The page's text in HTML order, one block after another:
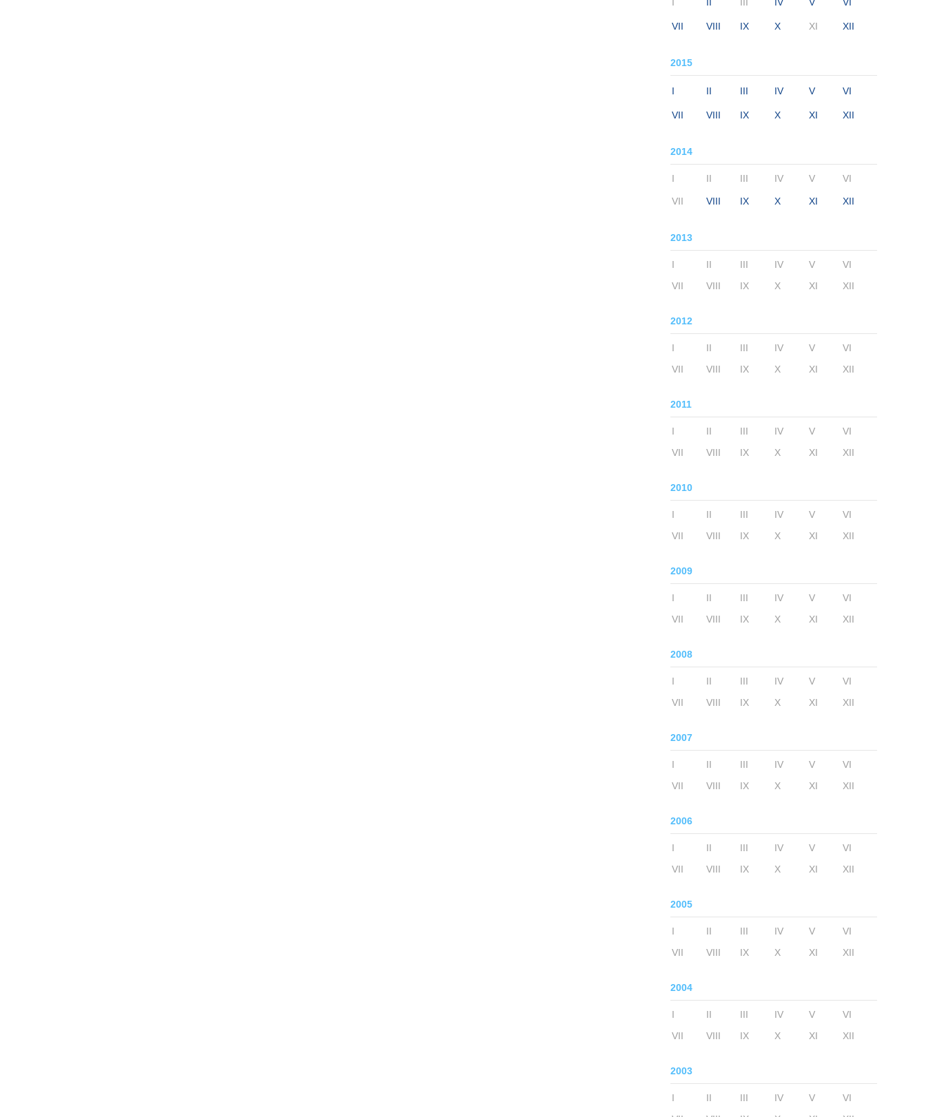
VII VIII IX X XI XII
2015
I II III IV V VI
VII VIII IX X XI XII
2014
I II III IV V VI
VII VIII IX X XI XII
2013
I II III IV V
VI
VII
VIII IX X XI XII
2012
I II III IV V
VI
VII
VIII IX X XI XII
2011
I II III IV V
VI
VII
VIII IX X XI XII
2010
I II III IV V
VI
VII
VIII IX X XI XII
2009
I II III IV V
VI
VII
VIII IX X XI XII
2008
I II III IV V
VI
VII
VIII IX X XI XII
2007
I II III IV V
VI
VII
VIII IX X XI XII
2006
I II III IV V
VI
VII
VIII IX X XI XII
2005
I II III IV V
VI
VII
VIII IX X XI XII
2004
I II III IV V
VI
VII
VIII IX X XI XII
2003
I II III IV V
VI